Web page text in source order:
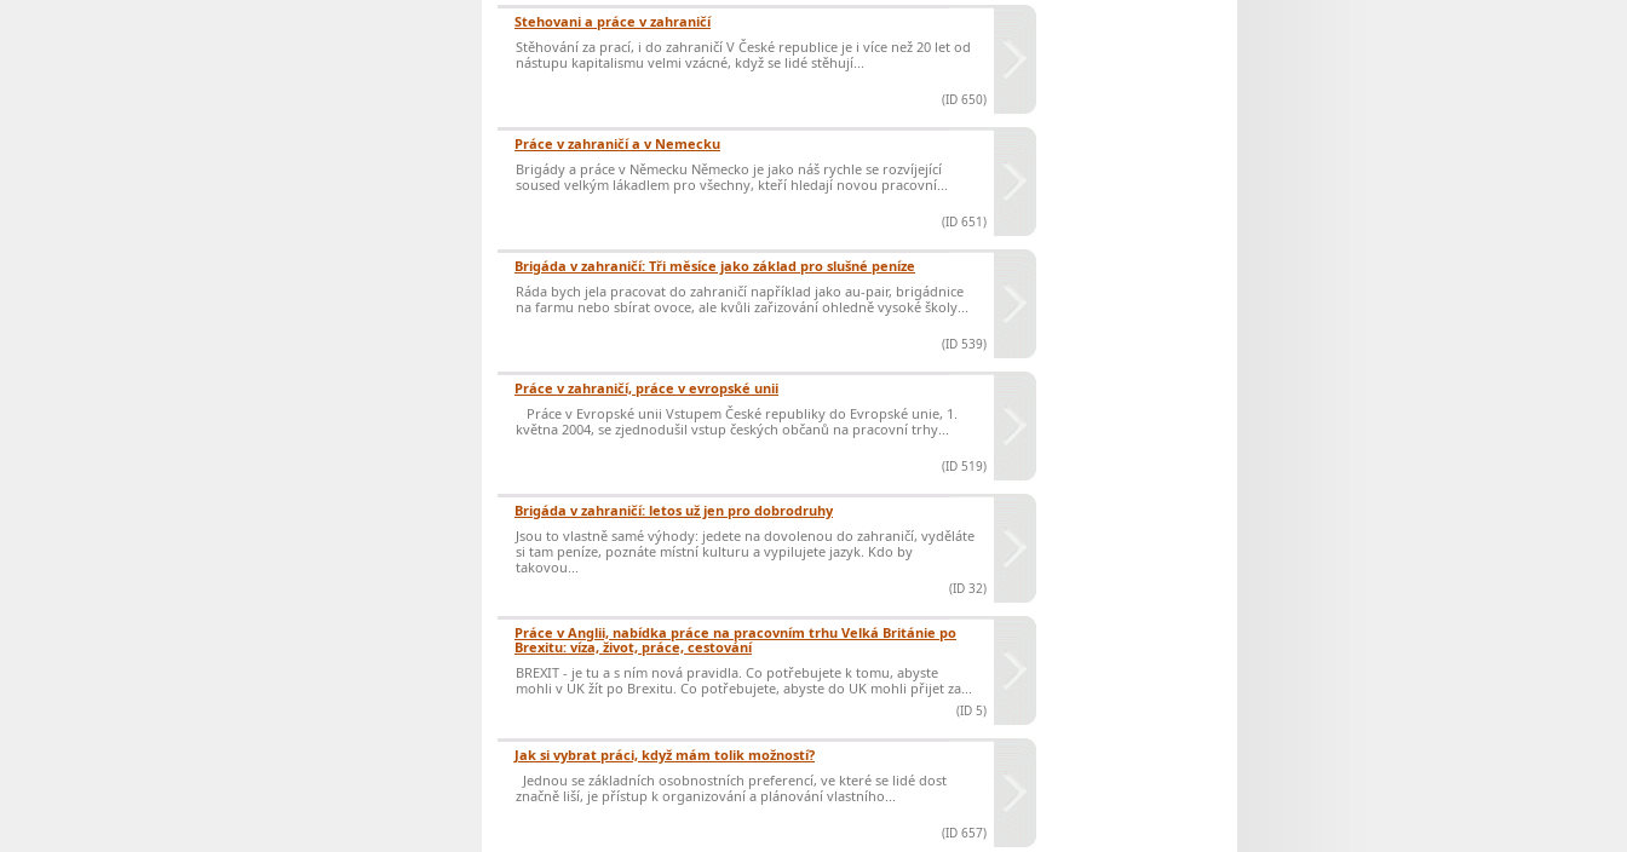
(ID 650)
Stehovani a práce v zahraničí
Stěhování za prací, i do zahraničí V České republice je i více než 20 let od
nástupu kapitalismu velmi vzácné, když se lidé stěhují...
(ID 651)
Práce v zahraničí a v Nemecku
Brigády a práce v Německu Německo je jako náš rychle se rozvíjející
soused velkým lákadlem pro všechny, kteří hledají novou pracovní...
(ID 539)
Brigáda v zahraničí: Tři měsíce jako základ pro slušné peníze
Ráda bych jela pracovat do zahraničí například jako au-pair, brigádnice
na farmu nebo sbírat ovoce, ale kvůli zařizování ohledně vysoké školy...
(ID 519)
Práce v zahraničí, práce v evropské unii
Práce v Evropské unii Vstupem České republiky do Evropské unie, 1.
května 2004, se zjednodušil vstup českých občanů na pracovní trhy...
(ID 32)
Brigáda v zahraničí: letos už jen pro dobrodruhy
Jsou to vlastně samé výhody: jedete na dovolenou do zahraničí, vyděláte
si tam peníze, poznáte místní kulturu a vypilujete jazyk. Kdo by
takovou...
(ID 5)
Práce v Anglii, nabídka práce na pracovním trhu Velká Británie po
Brexitu: víza, život, práce, cestování
BREXIT - je tu a s ním nová pravidla. Co potřebujete k tomu, abyste
mohli v UK žít po Brexitu. Co potřebujete, abyste do UK mohli přijet za...
(ID 657)
Jak si vybrat práci, když mám tolik možností?
Jednou se základních osobnostních preferencí, ve které se lidé dost
značně liší, je přístup k organizování a plánování vlastního...